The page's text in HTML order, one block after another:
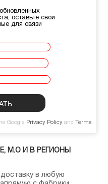
оставьте свои
для связи
Google Privacy Policy and
Terms
М.О И В РЕГИОНЫ
в любую